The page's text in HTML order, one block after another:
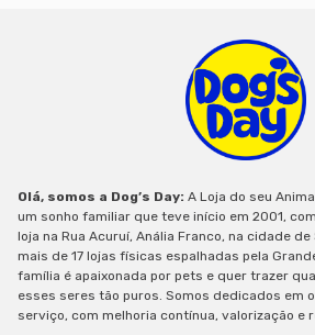
Olá, somos a Dog’s Day: A Loja do seu
um sonho familiar que teve início em 2001,
loja na Rua Acuruí, Anália Franco, na cidade de
mais de 17 lojas físicas espalhadas pela
família é apaixonada por pets e quer trazer
esses seres tão puros. Somos dedicados em
serviço, com melhoria contínua, valorização e